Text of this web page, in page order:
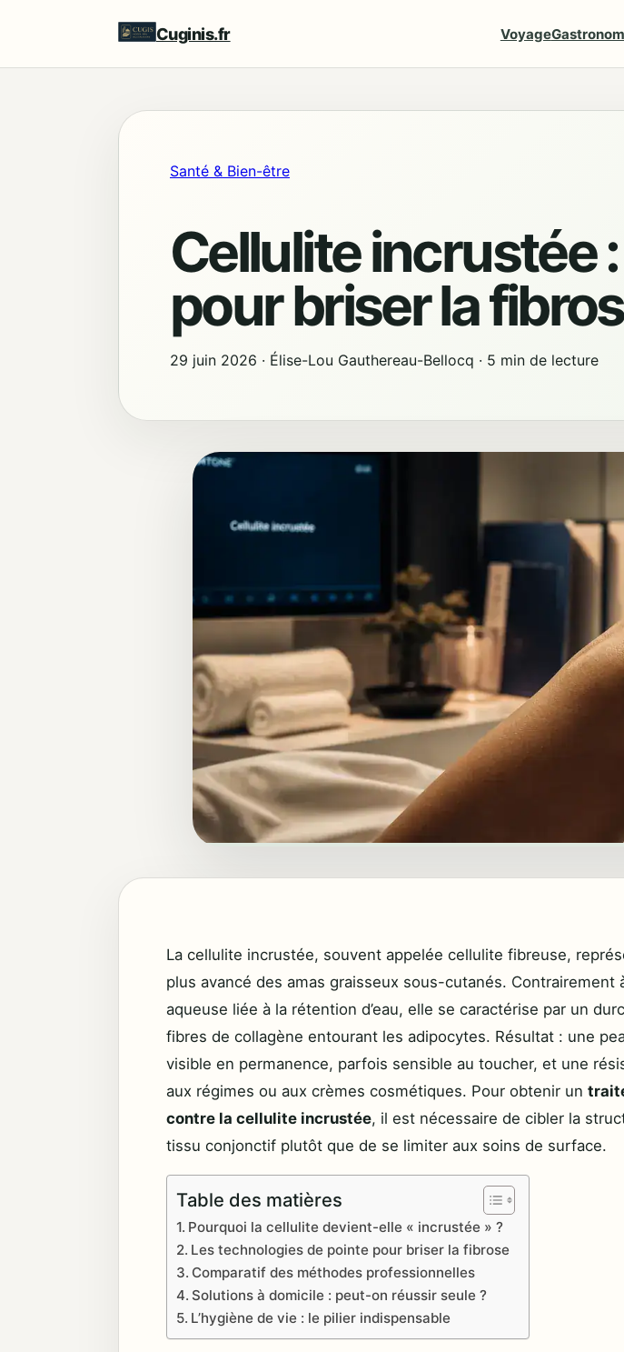
Cuginis.fr Voyage
Santé & Bien-être
Cellulite incrustée
pour briser la
29 juin 2026 · Élise-Lou Gauthereau-Bellocq · 5 min de lecture
La cellulite incrustée, souvent appelée cellulite fibreuse,
plus avancé des amas graisseux sous-cutanés. Contrairement
aqueuse liée à la rétention d’eau, elle se caractérise par un
fibres de collagène entourant les adipocytes. Résultat : une
visible en permanence, parfois sensible au toucher, et une
aux régimes ou aux crèmes cosmétiques. Pour obtenir un
contre la cellulite incrustée, il est nécessaire de cibler la
tissu conjonctif plutôt que de se limiter aux soins de surface.
Table des matières
Pourquoi la cellulite devient-elle « incrustée » ?
Les technologies de pointe pour briser la fibrose
Comparatif des méthodes professionnelles
Solutions à domicile : peut-on réussir seule ?
L’hygiène de vie : le pilier indispensable